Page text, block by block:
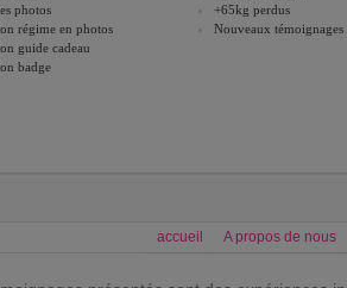
photos
régime en photos
guide cadeau
badge
+65kg perdus
Nouveaux témoignages
accueil A propos de nous